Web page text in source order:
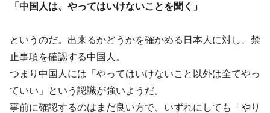
「中国人は、やってはいけないことを聞く」
というのだ。出来るかどうかを確かめる日本人に対し、禁
止事項を確認する中国人。
つまり中国人には「やってはいけないこと以外は全てやっ
ていい」という認識が強いようだ。
事前に確認するのはまだ良い方で、いずれにしても「やり